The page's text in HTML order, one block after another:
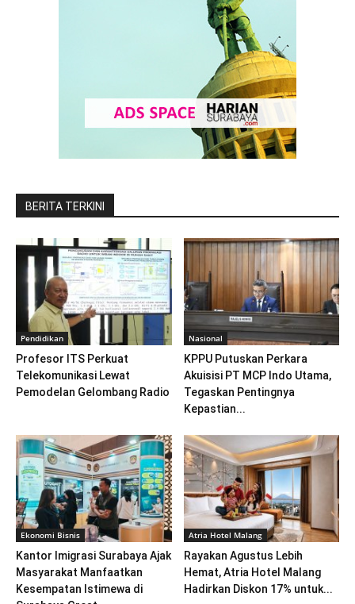
BERITA TERKINI
Pendidikan
Profesor ITS Perkuat
Telekomunikasi Lewat
Pemodelan Gelombang Radio
Nasional
KPPU Putuskan Perkara
Akuisisi PT MCP Indo Utama,
Tegaskan Pentingnya
Kepastian...
Ekonomi Bisnis
Kantor Imigrasi Surabaya Ajak
Masyarakat Manfaatkan
Kesempatan Istimewa di
Atria Hotel Malang
Rayakan Agustus Lebih
Hemat, Atria Hotel Malang
Hadirkan Diskon 17% untuk...